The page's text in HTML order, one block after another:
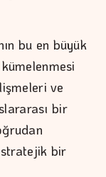
bu en büyük
ve
bir
bir